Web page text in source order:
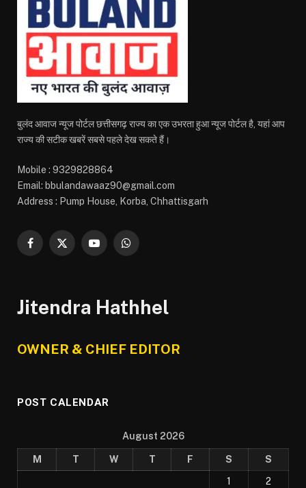
बुलंद आवाज न्यूज पोर्टल छत्तीसगढ़ राज्य का एक उभरता हुआ न्यूज पोर्टल है, यहां आप
राज्य की सटीक खबरें सबसे पहले देख सकते हैं।
Mobile : 9329828864
Email: bbulandawaaz90@gmail.com
Address : Pump House, Korba, Chhattisgarh
Facebook
X
YouTubeWhatsApp
Jitendra Hathhel
OWNER & CHIEF EDITOR
POST CALENDAR
August 2026
M T W T F S
S
1
2